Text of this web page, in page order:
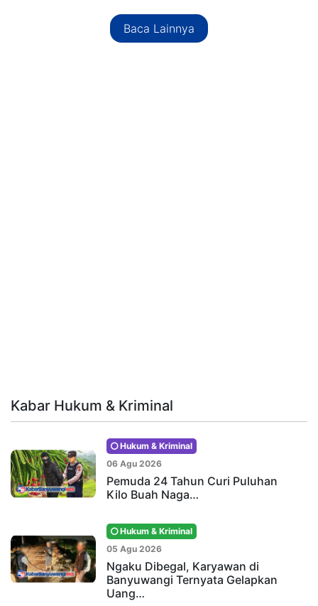
Baca Lainnya
Kabar Hukum & Kriminal
Hukum & Kriminal
06 Agu 2026
Pemuda 24 Tahun Curi Puluhan
Kilo Buah Naga…
Hukum & Kriminal
05 Agu 2026
Ngaku Dibegal, Karyawan di
Banyuwangi Ternyata Gelapkan
Uang…